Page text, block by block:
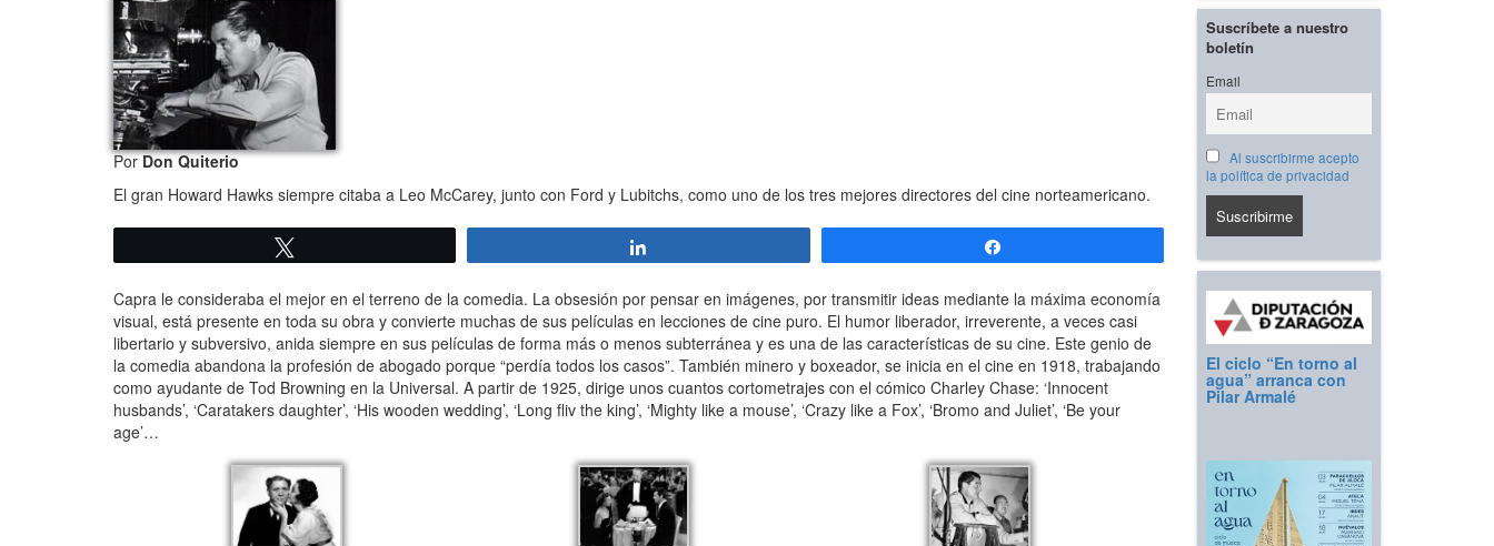
PorDon Quiterio
El gran Howard Hawks siempre citaba a Leo McCarey, junto con Ford y Lubitchs, como uno de los tres mejores directores del cine norteamericano.
Capra le consideraba el mejor en el terreno de la comedia. La obsesión por pensar en imágenes, por transmitir ideas mediante la máxima economía
visual, está presente en toda su obra y convierte muchas de sus películas en lecciones de cine puro. El humor liberador, irreverente, a veces casi
libertario y subversivo, anida siempre en sus películas de forma más o menos subterránea y es una de las características de su cine. Este genio de
la comedia abandona la profesión de abogado porque “perdía todos los casos”. También minero y boxeador, se inicia en el cine en 1918, trabajando
como ayudante de Tod Browning en la Universal. A partir de 1925, dirige unos cuantos cortometrajes con el cómico Charley Chase: ‘Innocent
husbands’, ‘Caratakers daughter’, ‘His wooden wedding’, ‘Long fliv the king’, ‘Mighty like a mouse’, ‘Crazy like a Fox’, ‘Bromo and Juliet’, ‘Be your
age’…
Suscríbete a nuestro
boletín
Email
Al suscribirme acepto
la política de privacidad
El ciclo “En torno al
agua” arranca con
Pilar Armalé